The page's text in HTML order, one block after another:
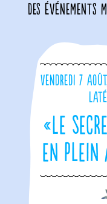
Des
Vendredi 7
«Le
en plein